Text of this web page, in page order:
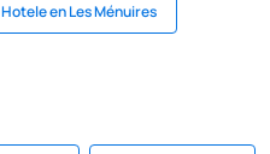
Hotele en Les Ménuires